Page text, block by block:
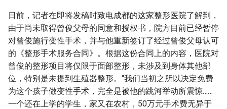
日前，记者在即将发稿时致电成都的这家整形医院了解到，
由于尚未取得曾俊父母的同意和授权书，院方目前已经暂停
对曾俊施行变性手术，并与他重新签订了经过曾俊父母认可
的《整形手术服务合同》。根据这份合同上的内容，医院对
曾俊的整形项目将仅限于面部整形，未涉及到身体其他部
位，特别是未提到生殖器整形。“我们当初之所以决定免费
为这个孩子做变性手术，完全是被他的跳河举动所震惊……
一个还在上学的学生，家又在农村，50万元手术费无异于